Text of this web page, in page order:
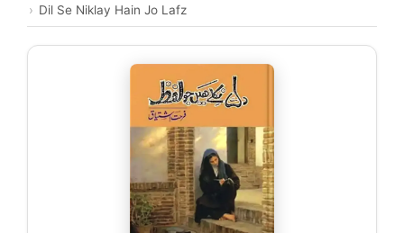
Dil Se Niklay Hain Jo Lafz